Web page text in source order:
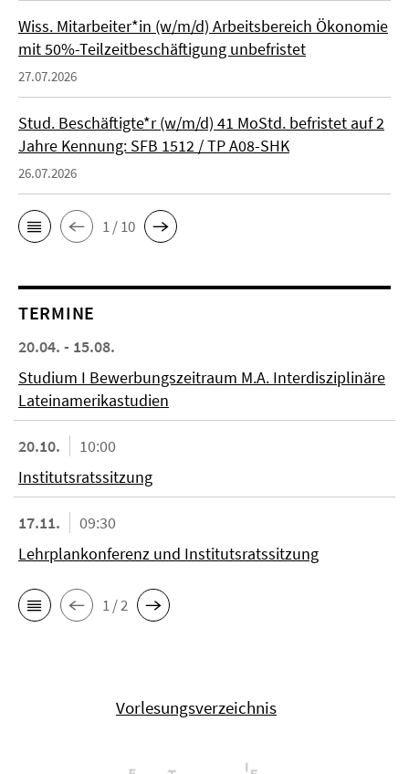
Wiss. Mitarbeiter*in (w/m/d) Arbeitsbereich Ökonomie
mit 50%-Teilzeitbeschäftigung unbefristet
27.07.2026
Stud. Beschäftigte*r (w/m/d) 41 MoStd. befristet auf 2
Jahre Kennung: SFB 1512 / TP A08-SHK
26.07.2026
1 / 10
TERMINE
20.04. - 15.08.
Studium I Bewerbungszeitraum M.A. Interdisziplinäre
Lateinamerikastudien
20.10.
10:00
Institutsratssitzung
17.11.
09:30
Lehrplankonferenz und Institutsratssitzung
1 / 2
Vorlesungsverzeichnis